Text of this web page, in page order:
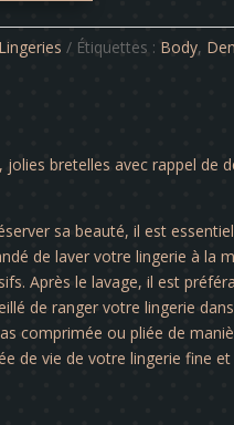
Lingeries Étiquettes : Body,
bretelles avec rappel de
sa beauté, il est
de laver votre lingerie à la
Après le lavage, il est
de ranger votre lingerie
comprimée ou pliée de
de vie de votre lingerie fine